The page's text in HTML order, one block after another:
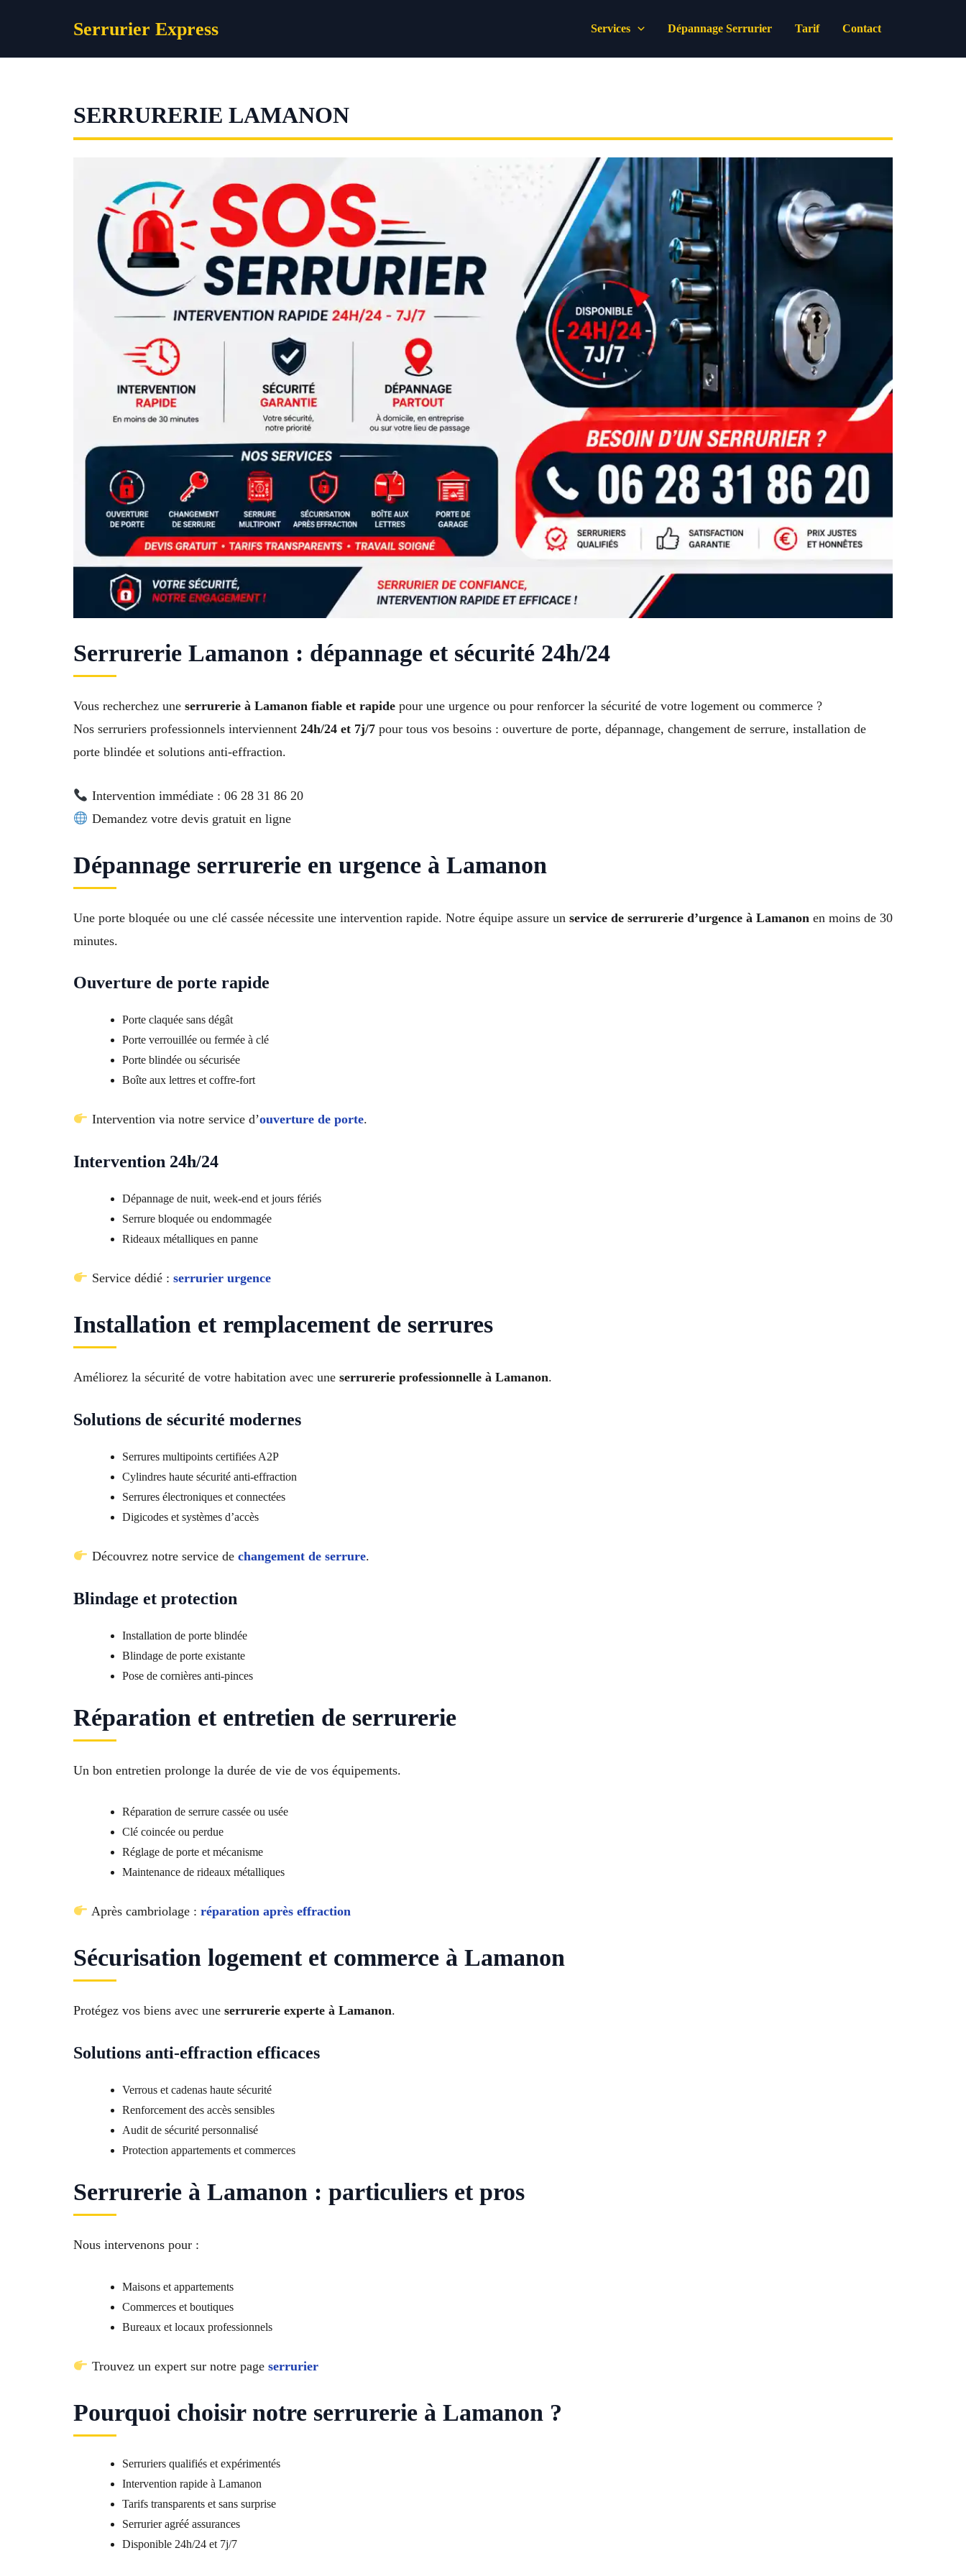
Serrurier Express Services Dépannage Serrurier Tarif Contact
SERRURERIE LAMANON
Serrurerie Lamanon : dépannage et sécurité 24h/24
Vous recherchez une serrurerie à Lamanon fiable et rapide pour une urgence ou pour renforcer la sécurité de votre logement ou commerce ?
Nos serruriers professionnels interviennent 24h/24 et 7j/7 pour tous vos besoins : ouverture de porte, dépannage, changement de serrure, installation de
porte blindée et solutions anti-effraction.
Intervention immédiate : 06 28 31 86 20
Demandez votre devis gratuit en ligne
Dépannage serrurerie en urgence à Lamanon
Une porte bloquée ou une clé cassée nécessite une intervention rapide. Notre équipe assure un service de serrurerie d’urgence à Lamanon en moins de 30
minutes.
Ouverture de porte rapide
Porte claquée sans dégât
Porte verrouillée ou fermée à clé
Porte blindée ou sécurisée
Boîte aux lettres et coffre-fort
Intervention via notre service d’ouverture de porte.
Intervention 24h/24
Dépannage de nuit, week-end et jours fériés
Serrure bloquée ou endommagée
Rideaux métalliques en panne
Service dédié : serrurier urgence
Installation et remplacement de serrures
Améliorez la sécurité de votre habitation avec une serrurerie professionnelle à Lamanon.
Solutions de sécurité modernes
Serrures multipoints certifiées A2P
Cylindres haute sécurité anti-effraction
Serrures électroniques et connectées
Digicodes et systèmes d’accès
Découvrez notre service de changement de serrure.
Blindage et protection
Installation de porte blindée
Blindage de porte existante
Pose de cornières anti-pinces
Réparation et entretien de serrurerie
Un bon entretien prolonge la durée de vie de vos équipements.
Réparation de serrure cassée ou usée
Clé coincée ou perdue
Réglage de porte et mécanisme
Maintenance de rideaux métalliques
Après cambriolage : réparation après effraction
Sécurisation logement et commerce à Lamanon
Protégez vos biens avec une serrurerie experte à Lamanon.
Solutions anti-effraction efficaces
Verrous et cadenas haute sécurité
Renforcement des accès sensibles
Audit de sécurité personnalisé
Protection appartements et commerces
Serrurerie à Lamanon : particuliers et pros
Nous intervenons pour :
Maisons et appartements
Commerces et boutiques
Bureaux et locaux professionnels
Trouvez un expert sur notre page serrurier
Pourquoi choisir notre serrurerie à Lamanon ?
Serruriers qualifiés et expérimentés
Intervention rapide à Lamanon
Tarifs transparents et sans surprise
Serrurier agréé assurances
Disponible 24h/24 et 7j/7